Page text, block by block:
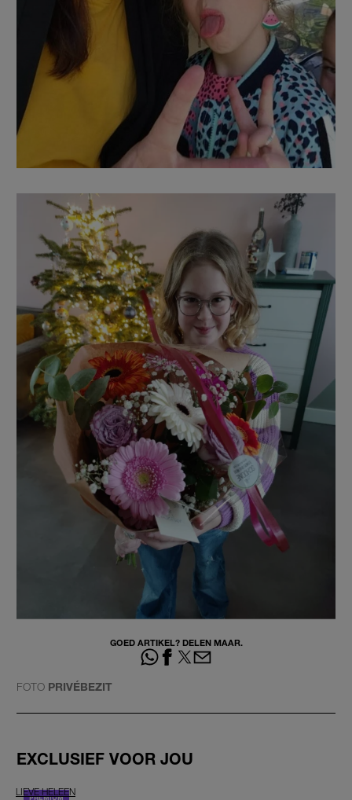
GOED ARTIKEL? DELEN MAAR.
FOTO PRIVÉBEZIT
EXCLUSIEF VOOR JOU
LIEVE HELEEN